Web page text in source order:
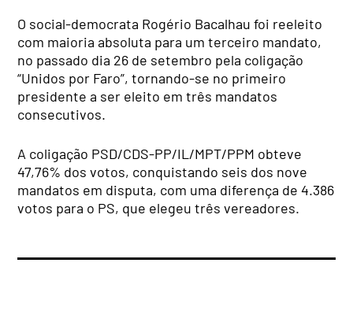
O social-democrata Rogério Bacalhau foi reeleito
com maioria absoluta para um terceiro mandato,
no passado dia 26 de setembro pela coligação
“Unidos por Faro”, tornando-se no primeiro
presidente a ser eleito em três mandatos
consecutivos.
A coligação PSD/CDS-PP/IL/MPT/PPM obteve
47,76% dos votos, conquistando seis dos nove
mandatos em disputa, com uma diferença de 4.386
votos para o PS, que elegeu três vereadores.